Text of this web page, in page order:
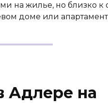
на жилье, но близко
доме или
Адлере на